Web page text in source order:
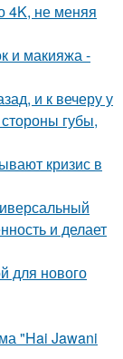
4K, не меняя
и макияжа -
и к вечеру у
губы,
кризис в
и делает
для нового
"Hai Jawani